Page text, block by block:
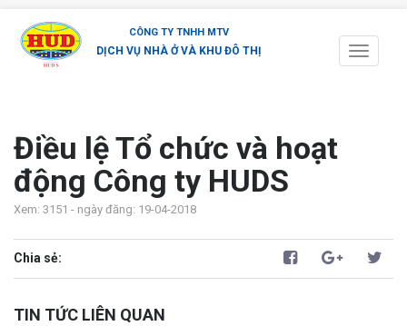
Toggle
CÔNG TY TNHH MTV
DỊCH VỤ NHÀ Ở VÀ KHU ĐÔ THỊ
Điều lệ Tổ chức và hoạt
động Công ty HUDS
Xem: 3151 - ngày đăng: 19-04-2018
Chia sẻ:
TIN TỨC LIÊN QUAN